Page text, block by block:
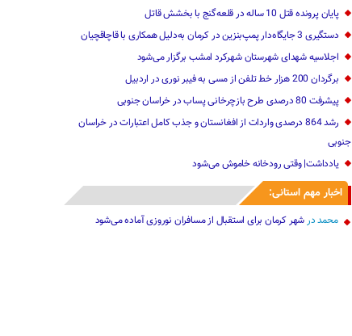
پایان پرونده قتل 10 ساله در قلعه‌گنج با بخشش قاتل
دستگیری 3 جایگاه‌دار پمپ‌بنزین در کرمان به‌دلیل همکاری با قاچاقچیان
اجلاسیه شهدای شهرستان شهرکرد امشب برگزار می‌شود
برگردان 200 هزار خط تلفن از مسی به فیبر نوری در اردبیل
پیشرفت 80 درصدی طرح بازچرخانی پساب در خراسان جنوبی
رشد 864 درصدی واردات از افغانستان و جذب کامل اعتبارات در خراسان
جنوبی
یادداشت| وقتی رودخانه خاموش می‌شود
اخبار مهم استانی:
محمددر شهر کرمان برای استقبال از مسافران نوروزی آماده می‌شود